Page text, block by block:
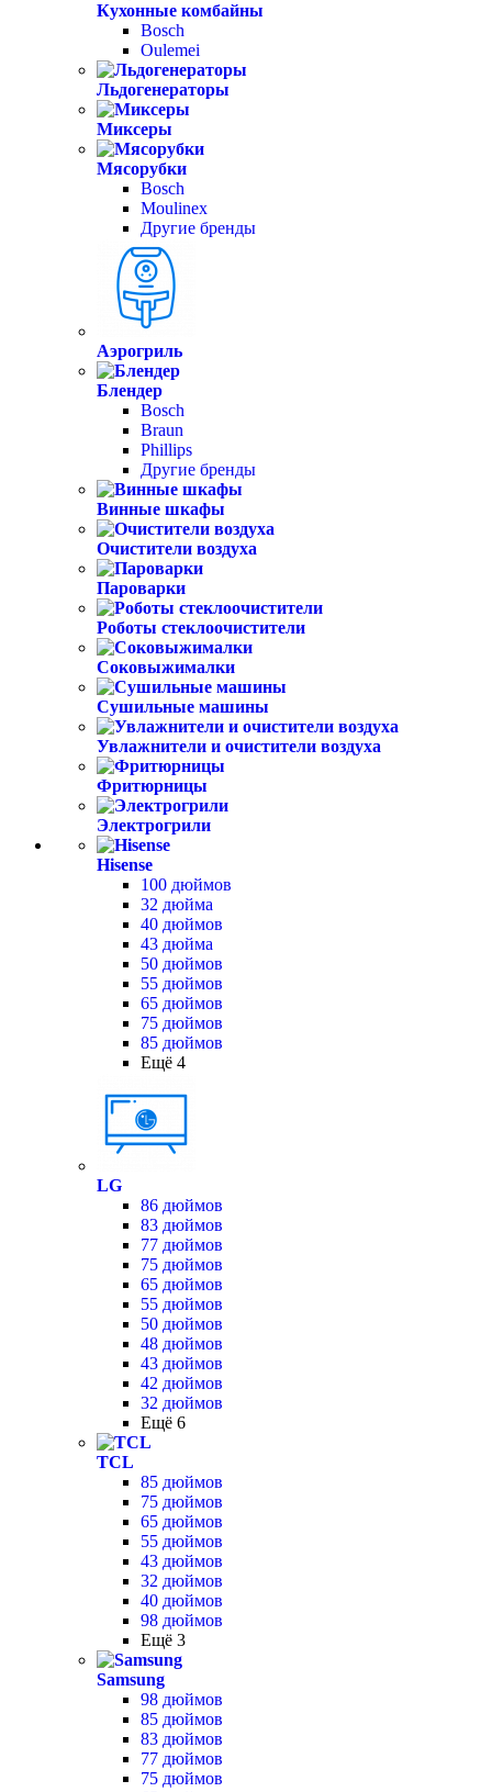
Кухонные комбайны
Bosch
Oulemei
Льдогенераторы
Миксеры
Мясорубки
Bosch
Moulinex
Другие бренды
Аэрогриль
Блендер
Bosch
Braun
Phillips
Другие бренды
Винные шкафы
Очистители воздуха
Пароварки
Роботы стеклоочистители
Соковыжималки
Сушильные машины
Увлажнители и очистители воздуха
Фритюрницы
Электрогрили
Hisense
100 дюймов
32 дюйма
40 дюймов
43 дюйма
50 дюймов
55 дюймов
65 дюймов
75 дюймов
85 дюймов
Ещё 4
LG
86 дюймов
83 дюймов
77 дюймов
75 дюймов
65 дюймов
55 дюймов
50 дюймов
48 дюймов
43 дюймов
42 дюймов
32 дюймов
Ещё 6
TCL
85 дюймов
75 дюймов
65 дюймов
55 дюймов
43 дюймов
32 дюймов
40 дюймов
98 дюймов
Ещё 3
Samsung
98 дюймов
85 дюймов
83 дюймов
77 дюймов
75 дюймов